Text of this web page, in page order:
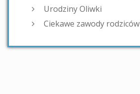
Urodziny Oliwki
Ciekawe zawody rodziców